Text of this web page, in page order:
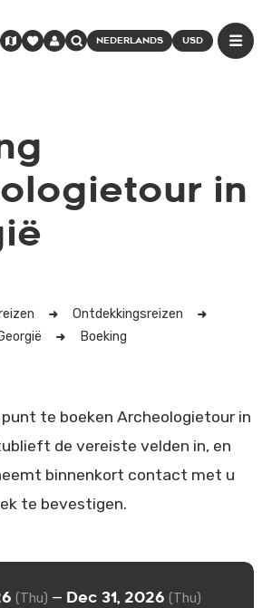
NEDERLANDS USD
in
Ontdekkingsreizen
Boeking
te boeken Archeologietour in
de vereiste velden in, en
binnenkort contact met u
te bevestigen.
(Thu) — Dec 31, 2026 (Thu)